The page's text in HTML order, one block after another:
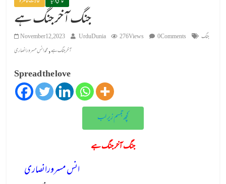
جنگ آخر جنگ ہے
November 12, 2023 UrduDunia 276 Views 0 Comments
جنگ
آخر جنگ ہے,محمد انس مسرور انصاری
Spread the love
کچھ تبسم زیر لب
جنگ آخر جنگ ہے
انس مسرورانصاری